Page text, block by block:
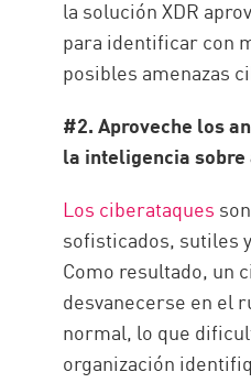
la solución XDR
para identificar con
posibles amenazas
#2. Aproveche los
la inteligencia sobre
Los ciberataques
sofisticados, sutiles
Como resultado, un
desvanecerse en el
normal, lo que
organización